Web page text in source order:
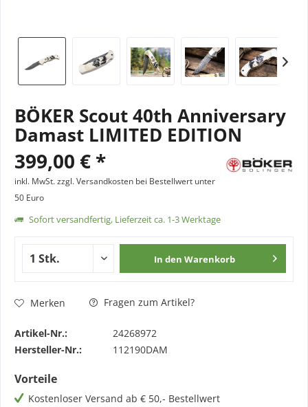
BÖKER Scout 40th Anniversary
Damast LIMITED EDITION
399,00 € *
inkl. MwSt.zzgl. Versandkosten bei Bestellwert unter
50 Euro
Sofort versandfertig, Lieferzeit ca. 1-3 Werktage
In den Warenkorb
Merken Fragen zum Artikel?
Artikel-Nr.:
24268972
Hersteller-Nr.:
112190DAM
Vorteile
Kostenloser Versand ab € 50,- Bestellwert